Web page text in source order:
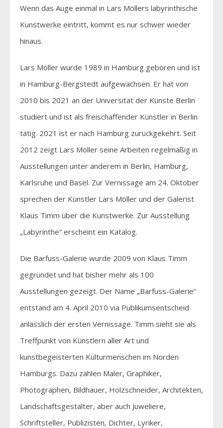
Wenn das Auge einmal in Lars Möllers labyrinthische
Kunstwerke eintritt, kommt es nur schwer wieder
hinaus.
Lars Möller wurde 1989 in Hamburg geboren und ist
in Hamburg-Bergstedt aufgewachsen. Er hat von
2010 bis 2021 an der Universität der Künste Berlin
studiert und ist als freischaffender Künstler in Berlin
tätig. 2021 ist er nach Hamburg zurückgekehrt. Seit
2012 zeigt Lars Möller seine Arbeiten regelmäßig in
Ausstellungen unter anderem in Berlin, Hamburg,
Karlsruhe und Basel. Zur Vernissage am 24. Oktober
sprechen der Künstler Lars Möller und der Galerist
Klaus Timm über die Kunstwerke. Zur Ausstellung
„Labyrinthe“ erscheint ein Katalog.
Die Barfuss-Galerie wurde 2009 von Klaus Timm
gegründet und hat bisher mehr als 100
Ausstellungen gezeigt. Der Name „Barfuss-Galerie“
entstand am 4. April 2010 via Publikumsentscheid
anlässlich der ersten Vernissage. Timm sieht sie als
Treffpunkt von Künstlern aller Art und
kunstbegeisterten Kulturmenschen im Norden
Hamburgs. Dazu zählen Maler, Graphiker,
Photographen, Bildhauer, Holzschneider, Architekten,
Landschaftsgestalter, aber auch Juweliere,
Schriftsteller, Publizisten, Dichter, Lyriker,